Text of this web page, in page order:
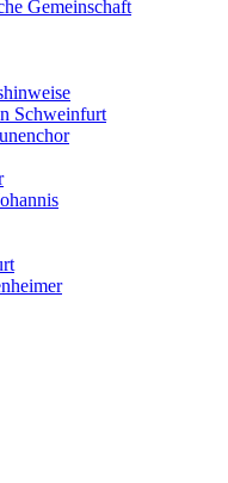
Gemeinschaft
Schweinfurt